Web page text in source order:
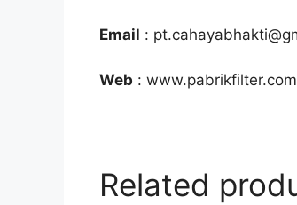
Email :
Web : www.pabrikfilter.com
Related